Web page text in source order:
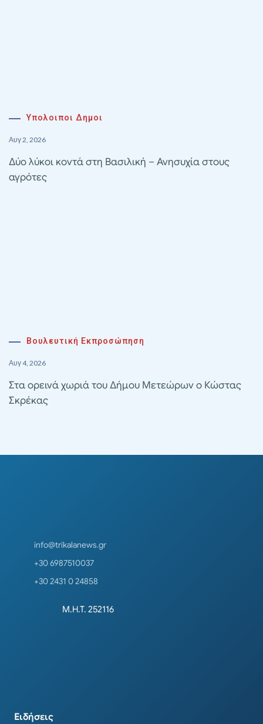
Υπολοιποι Δημοι
Αυγ 2, 2026
Δύο λύκοι κοντά στη Βασιλική – Ανησυχία στους
αγρότες
Βουλευτική Εκπροσώπηση
Αυγ 4, 2026
Στα ορεινά χωριά του Δήμου Μετεώρων ο Κώστας
Σκρέκας
info@trikalanews.gr
+30 6987510037
+30 2431 0 24858
Μ.Η.Τ. 252116
Ειδήσεις